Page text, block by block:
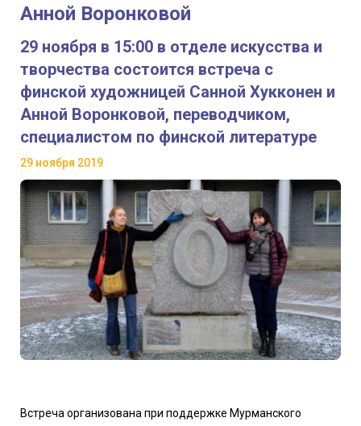
Анной Воронковой
29 ноября в 15:00 в отделе искусства и
творчества состоится встреча с
финской художницей Санной Хукконен и
Анной Воронковой, переводчиком,
специалистом по финской литературе
29 ноября 2019
Встреча организована при поддержке Мурманского